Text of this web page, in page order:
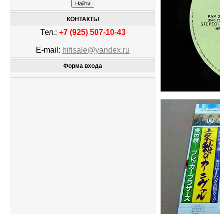
КОНТАКТЫ
Тел.: +7 (925) 507-10-43
E-mail: hifisale@yandex.ru
Форма входа